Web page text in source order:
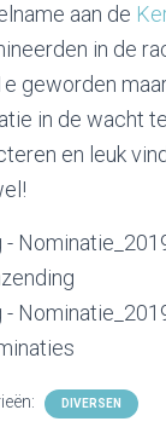
aan de
in de
geworden
in de wacht
en leuk
DIVERSEN